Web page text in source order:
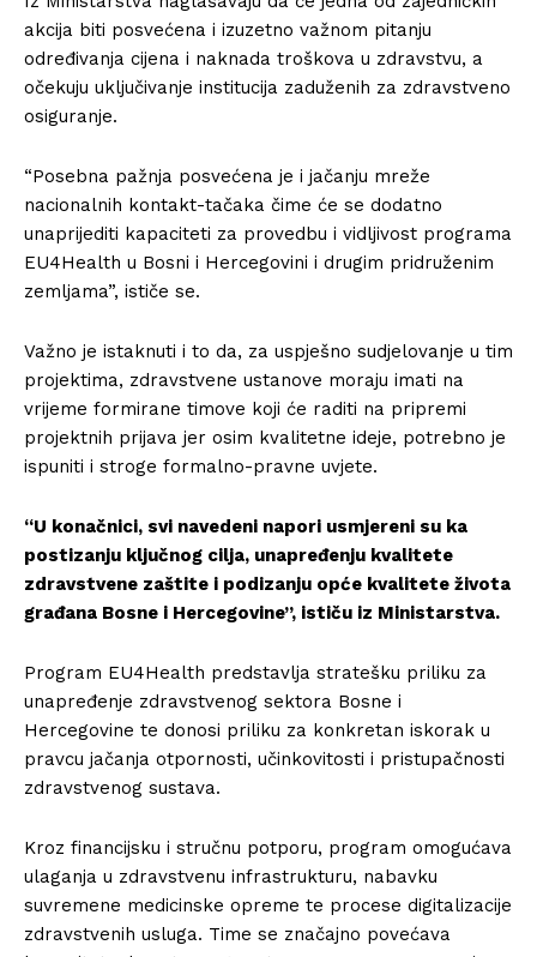
akcija biti posvećena i izuzetno važnom pitanju
određivanja cijena i naknada troškova u zdravstvu, a
očekuju uključivanje institucija zaduženih za zdravstveno
osiguranje.
“Posebna pažnja posvećena je i jačanju mreže
nacionalnih kontakt-tačaka čime će se dodatno
unaprijediti kapaciteti za provedbu i vidljivost programa
EU4Health u Bosni i Hercegovini i drugim pridruženim
zemljama”, ističe se.
Važno je istaknuti i to da, za uspješno sudjelovanje u tim
projektima, zdravstvene ustanove moraju imati na
vrijeme formirane timove koji će raditi na pripremi
projektnih prijava jer osim kvalitetne ideje, potrebno je
ispuniti i stroge formalno-pravne uvjete.
“U konačnici, svi navedeni napori usmjereni su ka
postizanju ključnog cilja, unapređenju kvalitete
zdravstvene zaštite i podizanju opće kvalitete života
građana Bosne i Hercegovine”, ističu iz Ministarstva.
Program EU4Health predstavlja stratešku priliku za
unapređenje zdravstvenog sektora Bosne i
Hercegovine te donosi priliku za konkretan iskorak u
pravcu jačanja otpornosti, učinkovitosti i pristupačnosti
zdravstvenog sustava.
Kroz financijsku i stručnu potporu, program omogućava
ulaganja u zdravstvenu infrastrukturu, nabavku
suvremene medicinske opreme te procese digitalizacije
zdravstvenih usluga. Time se značajno povećava